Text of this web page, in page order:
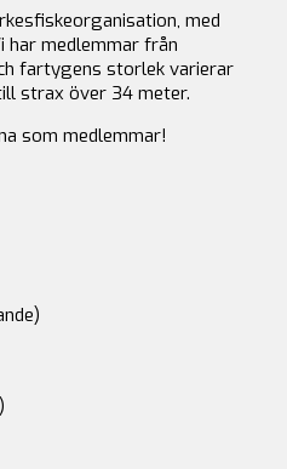
med
medlemmar från
fartygens storlek varierar
strax över 34 meter.
som medlemmar!